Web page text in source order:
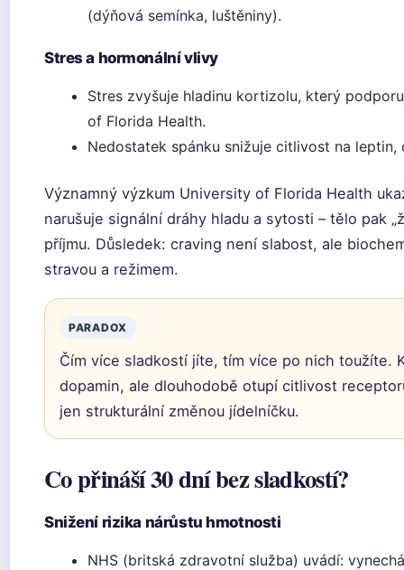
(dýňová semínka, luštěniny).
Stres a hormonální vlivy
Stres zvyšuje hladinu kortizolu, který
of Florida Health.
Nedostatek spánku snižuje citlivost na
Významný výzkum University of Florida Health
narušuje signální dráhy hladu a sytosti – tělo pak
příjmu. Důsledek: craving není slabost, ale
stravou a režimem.
PARADOX
Čím více sladkostí jíte, tím více po nich toužíte.
dopamin, ale dlouhodobě otupí citlivost
jen strukturální změnou jídelníčku.
Co přináší 30 dní bez sladkostí?
Snižení rizika nárůstu hmotnosti
NHS (britská zdravotní služba) uvádí: